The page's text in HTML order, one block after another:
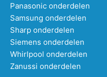
Panasonic onderdelen
Samsung onderdelen
Sharp onderdelen
Siemens onderdelen
Whirlpool onderdelen
Zanussi onderdelen